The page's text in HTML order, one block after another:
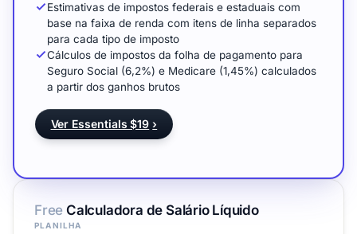
Free Calculadora de Salário Líquido
PLANILHA
Estimativas de impostos federais e estaduais com
base na faixa de renda com itens de linha separados
para cada tipo de imposto
Cálculos de impostos da folha de pagamento para
Seguro Social (6,2%) e Medicare (1,45%) calculados
a partir dos ganhos brutos
Ver Essentials $19 ›